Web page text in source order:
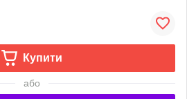
Купити
або